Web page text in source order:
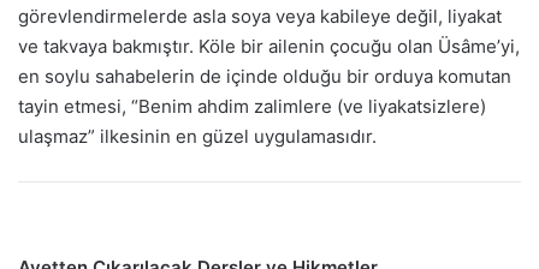
görevlendirmelerde asla soya veya kabileye değil, liyakat
ve takvaya bakmıştır. Köle bir ailenin çocuğu olan Üsâme’yi,
en soylu sahabelerin de içinde olduğu bir orduya komutan
tayin etmesi, “Benim ahdim zalimlere (ve liyakatsizlere)
ulaşmaz” ilkesinin en güzel uygulamasıdır.